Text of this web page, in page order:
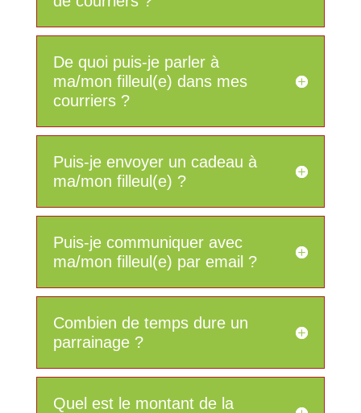
De quoi puis-je parler à
ma/mon filleul(e) dans mes
courriers ?
Puis-je envoyer un cadeau à
ma/mon filleul(e) ?
Puis-je communiquer avec
ma/mon filleul(e) par email ?
Combien de temps dure un
parrainage ?
Quel est le montant de la